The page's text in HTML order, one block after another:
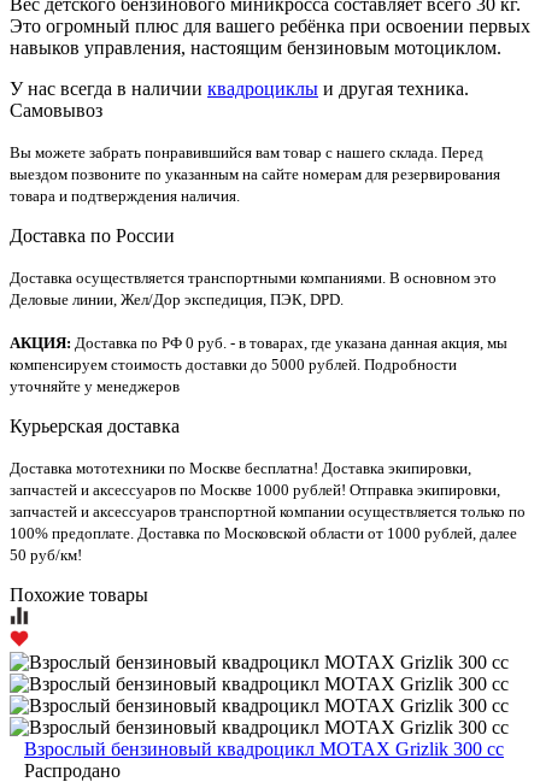
Это огромный плюс для вашего ребёнка при освоении первых
навыков управления, настоящим бензиновым мотоциклом.
У нас всегда в наличии квадроциклы и другая техника.
Самовывоз
Вы можете забрать понравившийся вам товар с нашего склада. Перед
выездом позвоните по указанным на сайте номерам для резервирования
товара и подтверждения наличия.
Доставка по России
Доставка осуществляется транспортными компаниями. В основном это
Деловые линии, Жел/Дор экспедиция, ПЭК, DPD.
АКЦИЯ: Доставка по РФ 0 руб. - в товарах, где указана данная акция, мы
компенсируем стоимость доставки до 5000 рублей. Подробности
уточняйте у менеджеров
Курьерская доставка
Доставка мототехники по Москве бесплатна! Доставка экипировки,
запчастей и аксессуаров по Москве 1000 рублей! Отправка экипировки,
запчастей и аксессуаров транспортной компании осуществляется только по
100% предоплате. Доставка по Московской области от 1000 рублей, далее
50 руб/км!
Похожие товары
Взрослый бензиновый квадроцикл MOTAX Grizlik 300 cc
Распродано